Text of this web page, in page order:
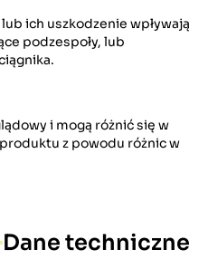
ich uszkodzenie wpływają
podzespoły, lub
i mogą różnić się w
z powodu różnic w
Dane techniczne